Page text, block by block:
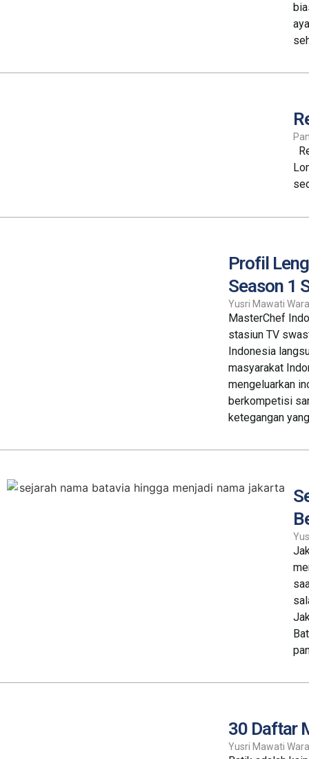
Profil
Season 1
Yusri Mawati
MasterChef
stasiun TV
Indonesia
masyarakat
mengeluarkan
berkompetisi
ketegangan
30 Daftar
Yusri Mawati